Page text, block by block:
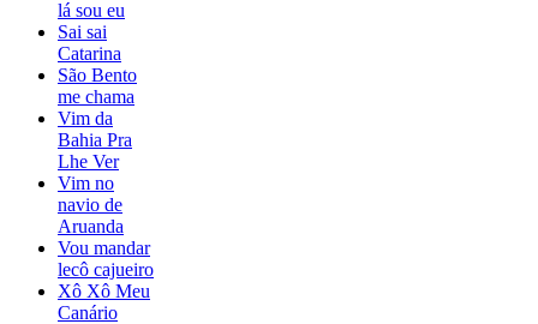
lá sou eu
Sai sai
Catarina
São Bento
me chama
Vim da
Bahia Pra
Lhe Ver
Vim no
navio de
Aruanda
Vou mandar
lecô cajueiro
Xô Xô Meu
Canário